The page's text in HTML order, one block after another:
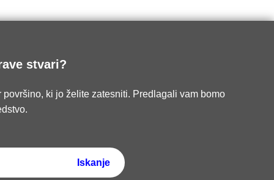
stvari?
površino, ki jo želite zatesniti. Predlagali vam bomo